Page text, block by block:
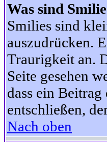
Was sind
Smilies sind
auszudrücken.
Traurigkeit an.
Seite gesehen
dass ein
entschließen,
Nach oben